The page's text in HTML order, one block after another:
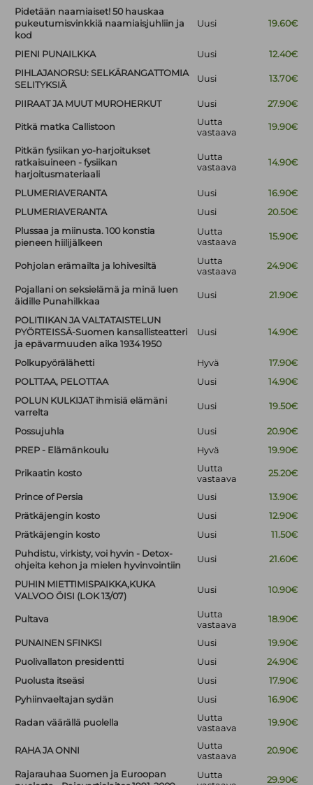
Pidetään naamiaiset! 50 hauskaa
pukeutumisvinkkiä naamiaisjuhliin ja
kod
Uusi 19.60€
PIENI PUNAILKKA Uusi
12.40€
PIHLAJANORSU: SELKÄRANGATTOMIA
SELITYKSIÄ
Uusi 13.70€
PIIRAAT JA MUUT MUROHERKUT Uusi 27.90€
Pitkä matka Callistoon
Uutta
vastaava
19.90€
Pitkän fysiikan yo-harjoitukset
ratkaisuineen - fysiikan
harjoitusmateriaali
Uutta
vastaava
14.90€
PLUMERIAVERANTA Uusi
16.90€
PLUMERIAVERANTA
Uusi
20.50€
Plussaa ja miinusta. 100 konstia
pieneen hiilijälkeen
Uutta
vastaava
15.90€
Pohjolan erämailta ja lohivesiltä
Uutta
vastaava
24.90€
Pojallani on seksielämä ja minä luen
äidille Punahilkkaa
Uusi 21.90€
POLITIIKAN JA VALTATAISTELUN
PYÖRTEISSÄ-Suomen kansallisteatteri
ja epävarmuuden aika 1934 1950
Uusi 14.90€
Polkupyörälähetti Hyvä
17.90€
POLTTAA, PELOTTAA
Uusi
14.90€
POLUN KULKIJAT ihmisiä elämäni
varrelta
Uusi 19.50€
Possujuhla Uusi
20.90€
PREP - Elämänkoulu
Hyvä 19.90€
Prikaatin kosto
Uutta
vastaava
25.20€
Prince of Persia Uusi
13.90€
Prätkäjengin kosto
Uusi
12.90€
Prätkäjengin kosto
Uusi
11.50€
Puhdistu, virkisty, voi hyvin - Detox-
ohjeita kehon ja mielen hyvinvointiin
Uusi 21.60€
PUHIN MIETTIMISPAIKKA,KUKA
VALVOO ÖISI (LOK 13/07)
Uusi 10.90€
Pultava
Uutta
vastaava
18.90€
PUNAINEN SFINKSI Uusi
19.90€
Puolivallaton presidentti
Uusi
24.90€
Puolusta itseäsi
Uusi
17.90€
Pyhiinvaeltajan sydän
Uusi 16.90€
Radan väärällä puolella
Uutta
vastaava
19.90€
RAHA JA ONNI
Uutta
vastaava
20.90€
Rajarauhaa Suomen ja Euroopan
Uutta
29.90€